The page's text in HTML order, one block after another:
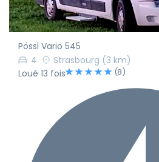
Pössl Vario 545
4
Strasbourg (3 km)
Loué 13 fois
(8)